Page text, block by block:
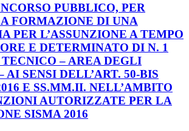
PUBBLICO, PER
FORMAZIONE DI UNA
PER L’ASSUNZIONE A TEMPO
E DETERMINATO DI N. 1
– AREA DEGLI
AI SENSI DELL’ART. 50-BIS
E SS.MM.II. NELL’AMBITO
AUTORIZZATE PER LA
SISMA 2016